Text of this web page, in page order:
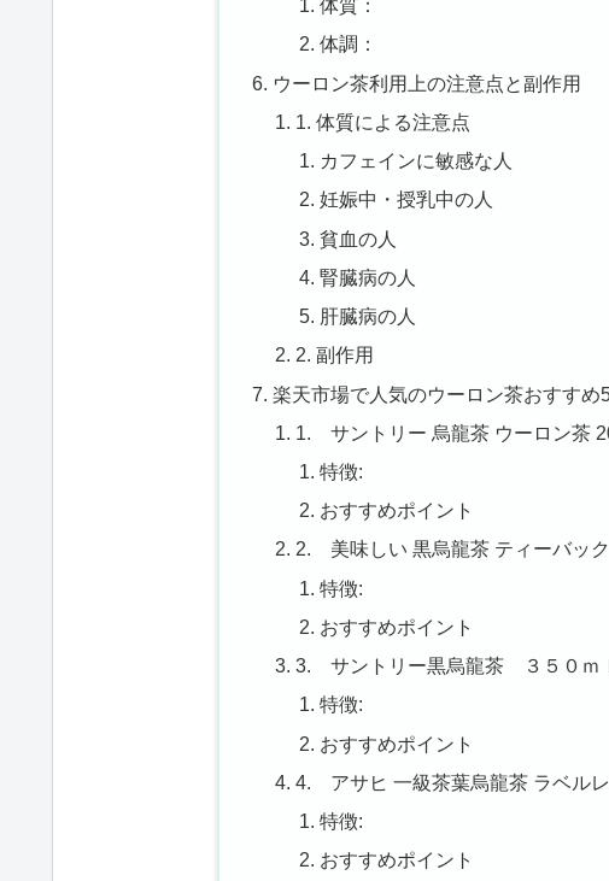
体質：
体調：
ウーロン茶利用上の注意点と副作用
1. 体質による注意点
カフェインに敏感な人
妊娠中・授乳中の人
貧血の人
腎臓病の人
肝臓病の人
2. 副作用
楽天市場で人気のウーロン茶おすすめ
1. サントリー 烏龍茶 ウーロン茶
特徴:
おすすめポイント
2. 美味しい 黒烏龍茶 ティーバッ
特徴:
おすすめポイント
3. サントリー黒烏龍茶 ３５０ｍ
特徴:
おすすめポイント
4. アサヒ 一級茶葉烏龍茶 ラベル
特徴:
おすすめポイント